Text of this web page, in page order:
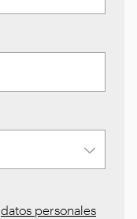
datos personales